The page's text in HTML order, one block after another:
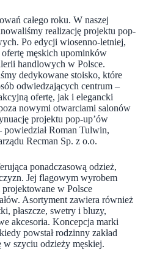
całego roku. W naszej
realizację projektu pop-
Po edycji wiosenno-letniej,
męskich upominków
handlowych w Polsce.
dedykowane stoisko, które
odwiedzających centrum –
ofertę, jak i elegancki
nowymi otwarciami salonów
projektu pop-up’ów
Roman Tulwin,
Recman Sp. z o.o.
ponadczasową odzież,
Jej flagowym wyrobem
w Polsce
Asortyment zawiera również
płaszcze, swetry i bluzy,
akcesoria. Koncepcja marki
powstał rodzinny zakład
szyciu odzieży męskiej.